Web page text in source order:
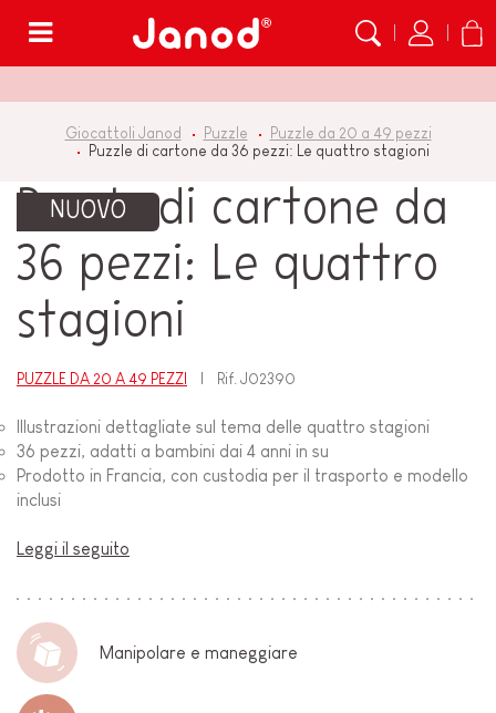
Giocattoli Janod Puzzle
Puzzle da 20 a 49 pezzi
Puzzle di cartone da 36 pezzi: Le quattro stagioni
NUOVO
Puzzle di cartone da
36 pezzi: Le quattro
stagioni
PUZZLE DA 20 A 49 PEZZI Rif.J02390
Illustrazioni dettagliate sul tema delle quattro stagioni
36 pezzi, adatti a bambini dai 4 anni in su
Prodotto in Francia, con custodia per il trasporto e modello
inclusi
Leggi il seguito
Manipolare e maneggiare